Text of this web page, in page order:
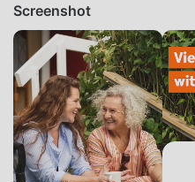
Screenshot